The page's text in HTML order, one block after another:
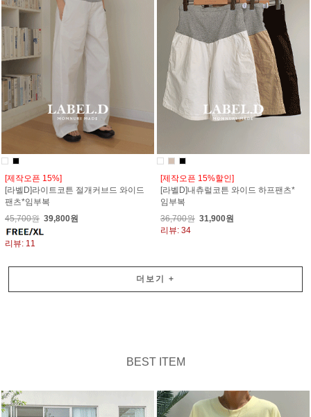
[제작오픈 15%]
[라벨D]라이트코튼 절개커브드 와이드
팬츠*임부복
45,700원 39,800원
리뷰: 11
[제작오픈 15%할인]
[라벨D]내츄럴코튼 와이드 하프팬츠*
임부복
36,700원 31,900원
리뷰: 34
더보기 +
BEST ITEM